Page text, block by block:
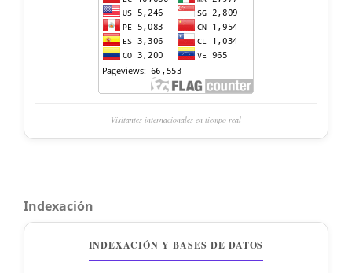
Visitantes internacionales en tiempo real
Indexación
INDEXACIÓN Y BASES DE DATOS